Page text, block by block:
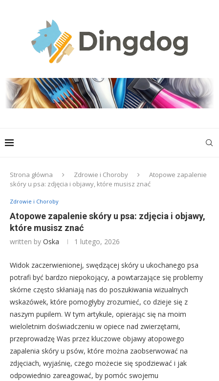
Strona główna Zdrowie i Choroby
Atopowe zapalenie
skóry u psa: zdjęcia i objawy, które musisz znać
Zdrowie i Choroby
Atopowe zapalenie skóry u psa: zdjęcia i objawy,
które musisz znać
written by Oska 1 lutego, 2026
Widok zaczerwienionej, swędzącej skóry u ukochanego psa
potrafi być bardzo niepokojący, a powtarzające się problemy
skórne często skłaniają nas do poszukiwania wizualnych
wskazówek, które pomogłyby zrozumieć, co dzieje się z
naszym pupilem. W tym artykule, opierając się na moim
wieloletnim doświadczeniu w opiece nad zwierzętami,
przeprowadzę Was przez kluczowe objawy atopowego
zapalenia skóry u psów, które można zaobserwować na
zdjęciach, wyjaśnię, czego możecie się spodziewać i jak
odpowiednio zareagować, by pomóc swojemu